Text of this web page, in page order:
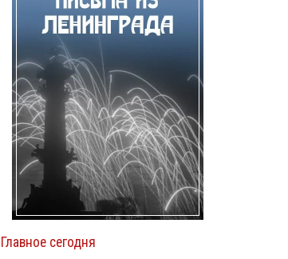
Главное сегодня